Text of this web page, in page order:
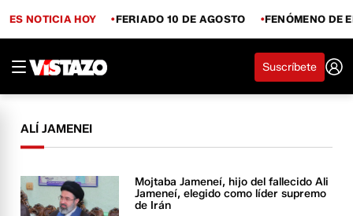
ES NOTICIA HOY FERIADO 10 DE AGOSTO FENÓMENO DE
Suscríbete
ALÍ JAMENEI
Mojtaba Jameneí, hijo del fallecido Ali
Jameneí, elegido como líder supremo
de Irán